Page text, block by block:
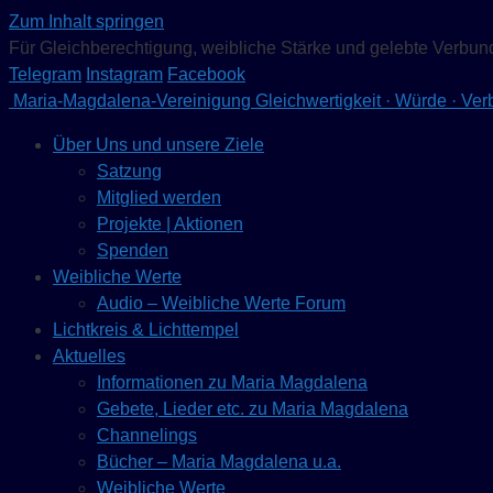
Zum Inhalt springen
Für Gleichberechtigung, weibliche Stärke und gelebte
Telegram Instagram Facebook
Maria-Magdalena-Vereinigung Gleichwertigkeit · Würde ·
Über Uns und unsere Ziele
Satzung
Mitglied werden
Projekte | Aktionen
Spenden
Weibliche Werte
Audio – Weibliche Werte Forum
Lichtkreis & Lichttempel
Aktuelles
Informationen zu Maria Magdalena
Gebete, Lieder etc. zu Maria Magdalena
Channelings
Bücher – Maria Magdalena u.a.
Weibliche Werte